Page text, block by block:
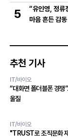
5
“유인영, 정류
마음 흔든 감
추천 기사
IT/바이오
“대화면 폴더블폰 경쟁
울질
IT/바이오
"TRUST로 조직문화